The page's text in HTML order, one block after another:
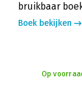
bruikbaar
Boek bekijken
Op